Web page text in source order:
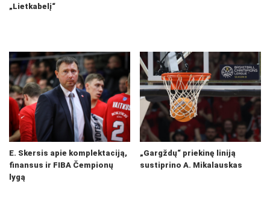
„Lietkabelį“
E. Skersis apie komplektaciją,
finansus ir FIBA Čempionų
lygą
„Gargždų“ priekinę liniją
sustiprino A. Mikalauskas